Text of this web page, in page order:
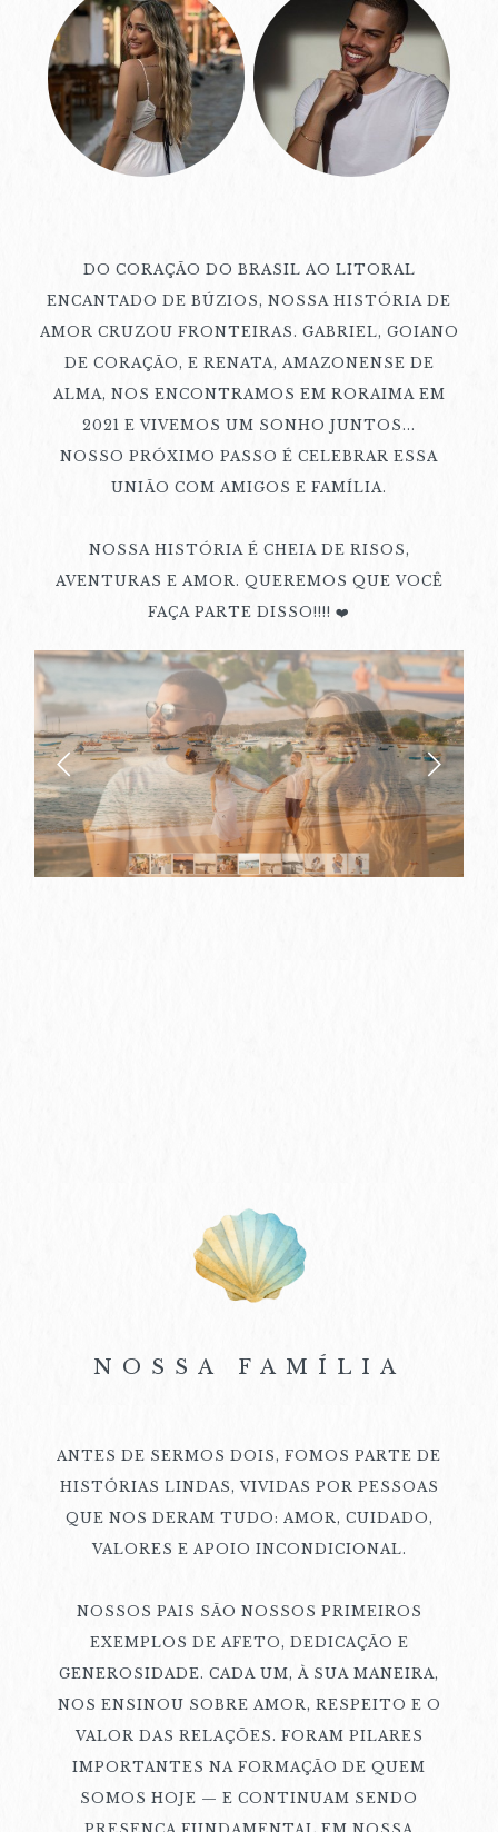
DO CORAÇÃO DO BRASIL AO LITORAL
ENCANTADO DE BÚZIOS, NOSSA HISTÓRIA DE
AMOR CRUZOU FRONTEIRAS. GABRIEL, GOIANO
DE CORAÇÃO, E RENATA, AMAZONENSE DE
ALMA, NOS ENCONTRAMOS EM RORAIMA EM
2021 E VIVEMOS UM SONHO JUNTOS...
NOSSO PRÓXIMO PASSO É CELEBRAR ESSA
UNIÃO COM AMIGOS E FAMÍLIA.
NOSSA HISTÓRIA É CHEIA DE RISOS,
AVENTURAS E AMOR. QUEREMOS QUE VOCÊ
FAÇA PARTE DISSO!!!! ❤️
NOSSA FAMÍLIA
ANTES DE SERMOS DOIS, FOMOS PARTE DE
HISTÓRIAS LINDAS, VIVIDAS POR PESSOAS
QUE NOS DERAM TUDO: AMOR, CUIDADO,
VALORES E APOIO INCONDICIONAL.
NOSSOS PAIS SÃO NOSSOS PRIMEIROS
EXEMPLOS DE AFETO, DEDICAÇÃO E
GENEROSIDADE. CADA UM, À SUA MANEIRA,
NOS ENSINOU SOBRE AMOR, RESPEITO E O
VALOR DAS RELAÇÕES. FORAM PILARES
IMPORTANTES NA FORMAÇÃO DE QUEM
SOMOS HOJE — E CONTINUAM SENDO